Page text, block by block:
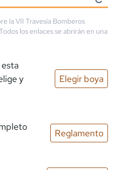
laVII Travesía Bomberos
los enlaces se abrirán en una
y
Elegir boya
Reglamento